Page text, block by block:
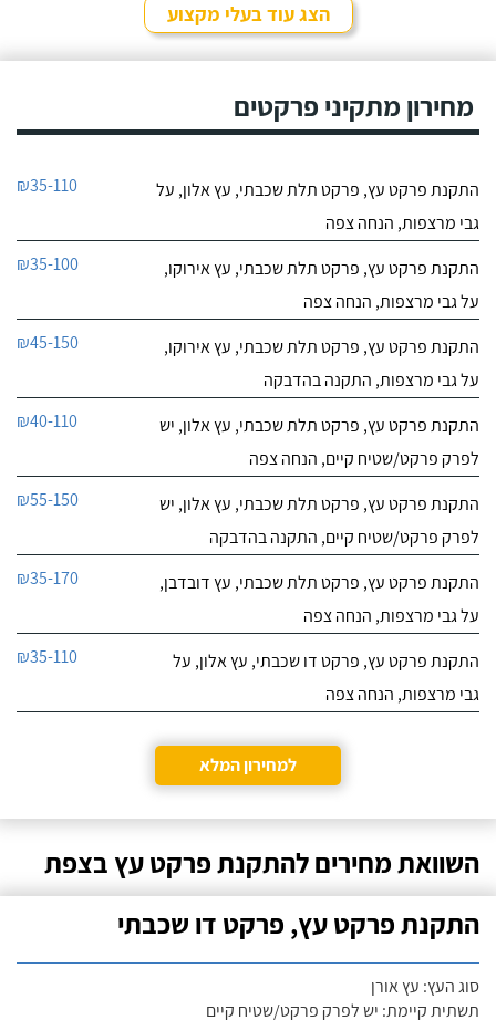
הצג עוד בעלי מקצוע
מחירון מתקיני פרקטים
התקנת פרקט עץ, פרקט תלת שכבתי, עץ אלון, על
גבי מרצפות, הנחה צפה
₪35-110
התקנת פרקט עץ, פרקט תלת שכבתי, עץ אירוקו,
על גבי מרצפות, הנחה צפה
₪35-100
התקנת פרקט עץ, פרקט תלת שכבתי, עץ אירוקו,
על גבי מרצפות, התקנה בהדבקה
₪45-150
התקנת פרקט עץ, פרקט תלת שכבתי, עץ אלון, יש
לפרק פרקט/שטיח קיים, הנחה צפה
₪40-110
התקנת פרקט עץ, פרקט תלת שכבתי, עץ אלון, יש
לפרק פרקט/שטיח קיים, התקנה בהדבקה
₪55-150
התקנת פרקט עץ, פרקט תלת שכבתי, עץ דובדבן,
על גבי מרצפות, הנחה צפה
₪35-170
התקנת פרקט עץ, פרקט דו שכבתי, עץ אלון, על
גבי מרצפות, הנחה צפה
₪35-110
למחירון המלא
השוואת מחירים להתקנת פרקט עץ בצפת
התקנת פרקט עץ, פרקט דו שכבתי
סוג העץ: עץ אורן
תשתית קיימת: יש לפרק פרקט/שטיח קיים